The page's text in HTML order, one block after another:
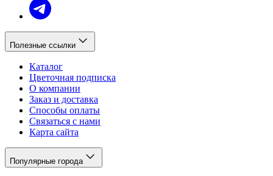
Полезные ссылки
Каталог
Цветочная подписка
О компании
Заказ и доставка
Способы оплаты
Связаться с нами
Карта сайта
Популярные города